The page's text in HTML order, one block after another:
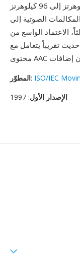
ثانياً، يدعم التنسيق معدلات عينة من 8 كيلوهرتز إلى 96 كيلوهرتز
المكالمات الصوتية إلى
تقريباً يتعامل مع
المطوّر: ISO/IEC
الإصدار الأول: 1997